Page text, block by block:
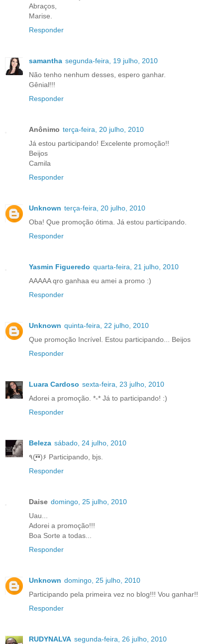
Abraços,
Marise.
Responder
samantha segunda-feira, 19 julho, 2010
Não tenho nenhum desses, espero ganhar.
Gênial!!!
Responder
Anônimo terça-feira, 20 julho, 2010
Já estou participando! Excelente promoção!!
Beijos
Camila
Responder
Unknown terça-feira, 20 julho, 2010
Oba! Que promoção ótima. Já estou participando.
Responder
Yasmin Figueredo quarta-feira, 21 julho, 2010
AAAAA qro ganhaa eu amei a promo :)
Responder
Unknown quinta-feira, 22 julho, 2010
Que promoção Incrível. Estou participando... Beijos
Responder
Luara Cardoso sexta-feira, 23 julho, 2010
Adorei a promoção. *-* Já to participando! :)
Responder
Beleza sábado, 24 julho, 2010
٩(•̮̮̃•̃)۶ Participando, bjs.
Responder
Daise domingo, 25 julho, 2010
Uau...
Adorei a promoção!!!
Boa Sorte a todas...
Responder
Unknown domingo, 25 julho, 2010
Participando pela primeira vez no blog!!! Vou ganhar!!
Responder
RUDYNALVA segunda-feira, 26 julho, 2010